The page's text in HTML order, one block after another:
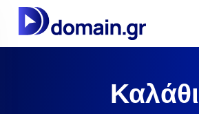
Καλάθι